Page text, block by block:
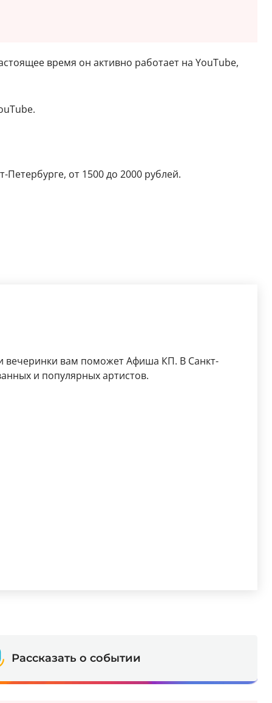
время он активно работает на YouTube,
Петербурге, от 1500 до 2000 рублей.
вечеринки вам поможет Афиша КП. В Санкт-
и популярных артистов.
Рассказать о событии